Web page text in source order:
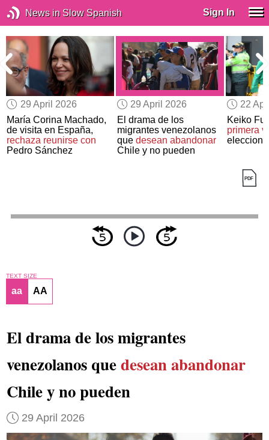
News in Slow Spanish Sign In
29 April 2026
María Corina Machado,
de visita en España,
rechaza reunirse con
Pedro Sánchez
29 April 2026
El drama de los
migrantes venezolanos
que desean abandonar
Chile y no pueden
22
Keiko
primera
TEXT SIZE
aa AA
El drama de los migrantes
venezolanos quedesean abandonar
Chile y no pueden
29 April 2026